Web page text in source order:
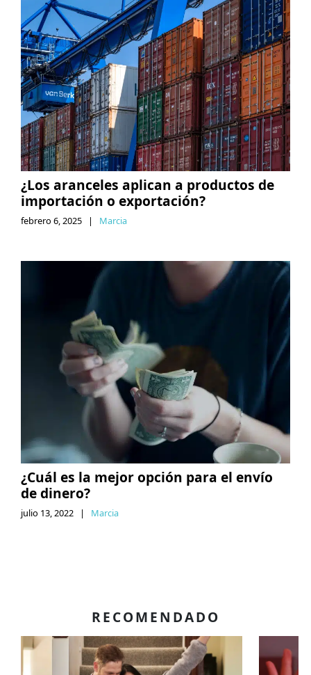
¿Los aranceles aplican a productos de
importación o exportación?
febrero 6, 2025 | Marcia
¿Cuál es la mejor opción para el envío
de dinero?
julio 13, 2022 | Marcia
RECOMENDADO